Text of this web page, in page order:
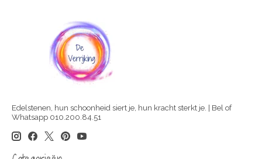
Edelstenen, hun schoonheid siert je, hun kracht sterkt je. | Bel of
Whatsapp 010.200.84.51